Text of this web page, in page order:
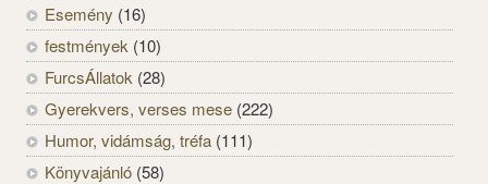
Esemény (16)
festmények (10)
FurcsÁllatok (28)
Gyerekvers, verses mese (222)
Humor, vidámság, tréfa (111)
Könyvajánló (58)